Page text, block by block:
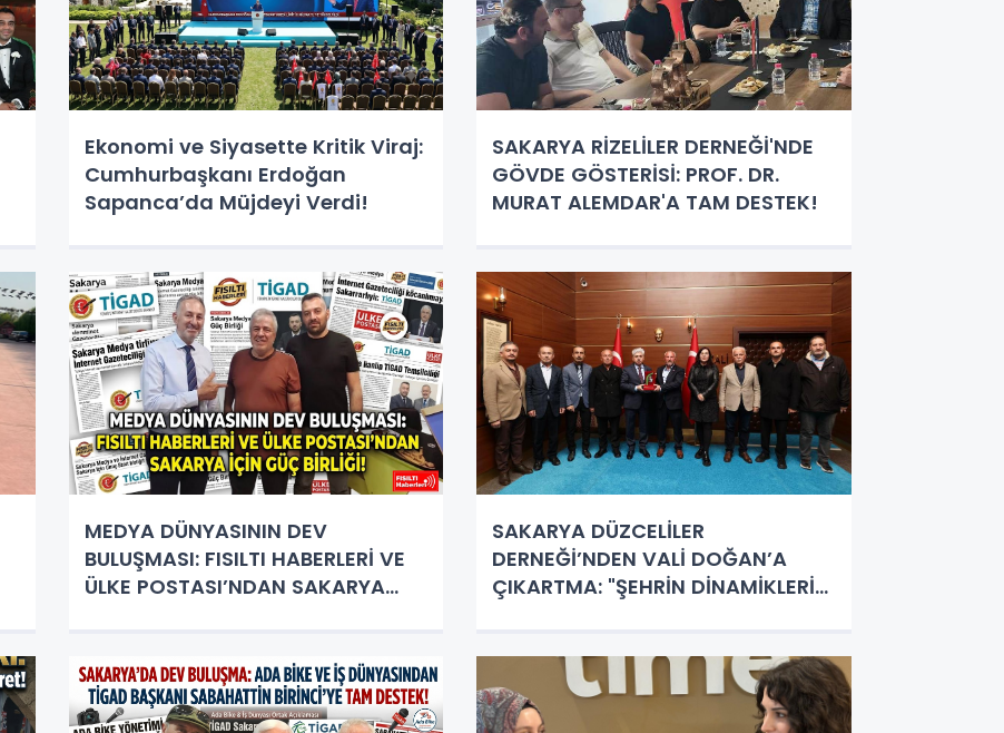
Ekonomi ve Siyasette Kritik Viraj:
Cumhurbaşkanı Erdoğan
Sapanca’da Müjdeyi Verdi!
SAKARYA RİZELİLER DERNEĞİ'NDE
GÖVDE GÖSTERİSİ: PROF. DR.
MURAT ALEMDAR'A TAM DESTEK!
MEDYA DÜNYASININ DEV
BULUŞMASI: FISILTI HABERLERİ VE
ÜLKE POSTASI’NDAN SAKARYA
SAKARYA DÜZCELİLER
DERNEĞİ’NDEN VALİ DOĞAN’A
ÇIKARTMA: "ŞEHRİN DİNAMİKLERİ